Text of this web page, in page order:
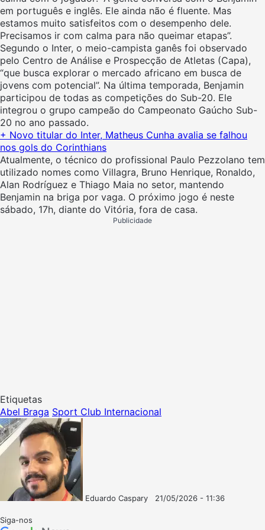
em português e inglês. Ele ainda não é fluente. Mas
estamos muito satisfeitos com o desempenho dele.
Precisamos ir com calma para não queimar etapas”.
Segundo o Inter, o meio-campista ganês foi observado
pelo Centro de Análise e Prospecção de Atletas (Capa),
“que busca explorar o mercado africano em busca de
jovens com potencial”. Na última temporada, Benjamin
participou de todas as competições do Sub-20. Ele
integrou o grupo campeão do Campeonato Gaúcho Sub-
20 no ano passado.
+ Novo titular do Inter, Matheus Cunha avalia se falhou
nos gols do Corinthians
Atualmente, o técnico do profissional Paulo Pezzolano tem
utilizado nomes como Villagra, Bruno Henrique, Ronaldo,
Alan Rodríguez e Thiago Maia no setor, mantendo
Benjamin na briga por vaga. O próximo jogo é neste
sábado, 17h, diante do Vitória, fora de casa.
Publicidade
Etiquetas
Abel Braga Sport Club Internacional
Eduardo Caspary
21/05/2026 - 11:36
Siga-nos